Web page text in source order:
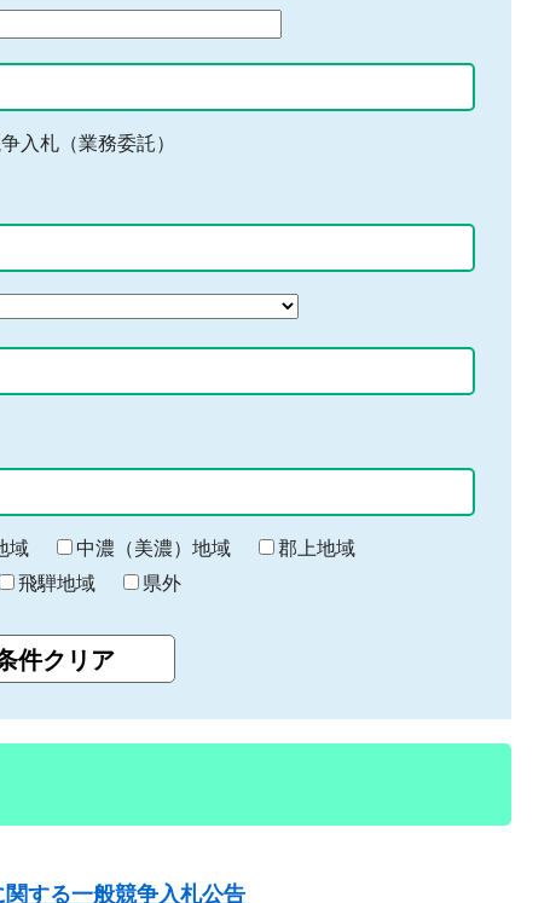
入札（業務委託）
域 中濃（美濃）地域
郡上地域
飛騨地域 県外
する一般競争入札公告